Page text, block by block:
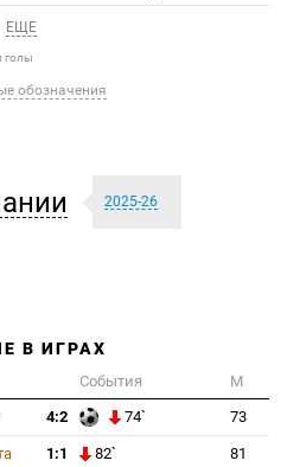
ЕЩЕ
голы
обозначения
2025-26
В ИГРАХ
События
М
4:2 74` 73
1:1 82`
81